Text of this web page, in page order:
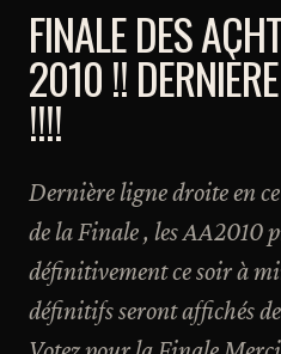
FINALE DES
2010 !!
!!!!
Dernière ligne droite en
de la Finale , les AA2010
définitivement ce soir à
définitifs seront affichés